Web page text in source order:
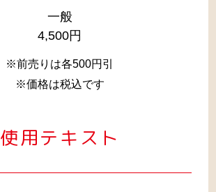
一般
4,500円
※前売りは各500円引
※価格は税込です
使用テキスト